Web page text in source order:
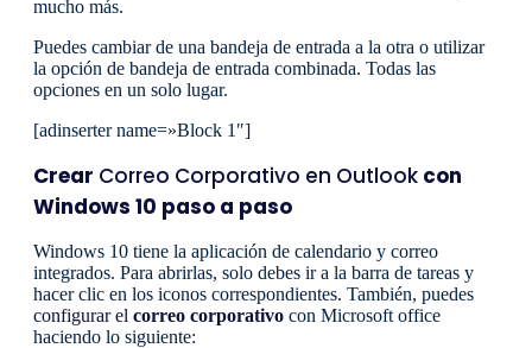
mucho más.
Puedes cambiar de una bandeja de entrada a la otra o utilizar
la opción de bandeja de entrada combinada. Todas las
opciones en un solo lugar.
[adinserter name=»Block 1″]
Crear Correo Corporativo en Outlook con
Windows 10 paso a paso
Windows 10 tiene la aplicación de calendario y correo
integrados. Para abrirlas, solo debes ir a la barra de tareas y
hacer clic en los iconos correspondientes. También, puedes
configurar el correo corporativo con Microsoft office
haciendo lo siguiente: